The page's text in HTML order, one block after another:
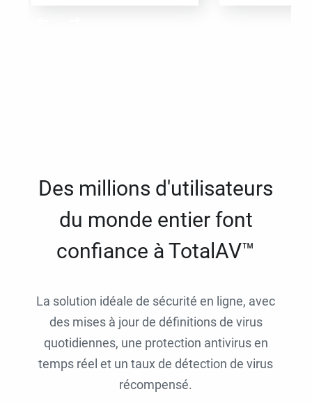
Des millions d'utilisateurs
du monde entier font
confiance à TotalAV™
La solution idéale de sécurité en ligne, avec
des mises à jour de définitions de virus
quotidiennes, une protection antivirus en
temps réel et un taux de détection de virus
récompensé.